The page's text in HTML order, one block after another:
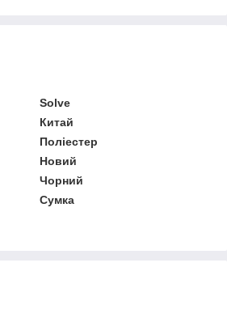
Solve
Китай
Поліестер
Новий
Чорний
Сумка